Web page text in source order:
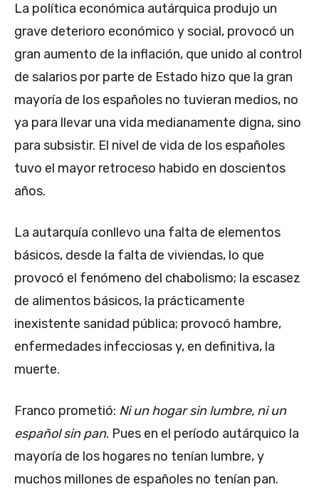
La política económica autárquica produjo un
grave deterioro económico y social, provocó un
gran aumento de la inflación, que unido al control
de salarios por parte de Estado hizo que la gran
mayoría de los españoles no tuvieran medios, no
ya para llevar una vida medianamente digna, sino
para subsistir. El nivel de vida de los españoles
tuvo el mayor retroceso habido en doscientos
años.
La autarquía conllevo una falta de elementos
básicos, desde la falta de viviendas, lo que
provocó el fenómeno del chabolismo; la escasez
de alimentos básicos, la prácticamente
inexistente sanidad pública; provocó hambre,
enfermedades infecciosas y, en definitiva, la
muerte.
Franco prometió: Ni un hogar sin lumbre, ni un
español sin pan. Pues en el período autárquico la
mayoría de los hogares no tenían lumbre, y
muchos millones de españoles no tenían pan.